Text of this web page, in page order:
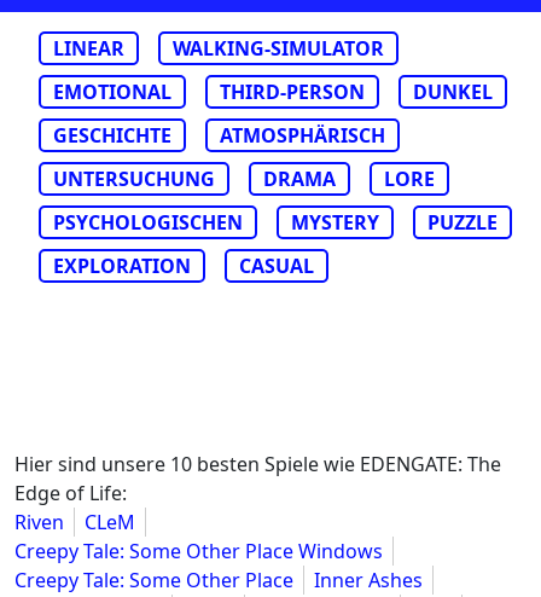
LINEAR
WALKING-SIMULATOR
EMOTIONAL
THIRD-PERSON
DUNKEL
GESCHICHTE
ATMOSPHÄRISCH
UNTERSUCHUNG
DRAMA
LORE
PSYCHOLOGISCHEN
MYSTERY
PUZZLE
EXPLORATION
CASUAL
Hier sind unsere 10 besten Spiele wie EDENGATE: The
Edge of Life:
Riven
CLeM
Creepy Tale: Some Other Place Windows
Creepy Tale: Some Other Place
Inner Ashes